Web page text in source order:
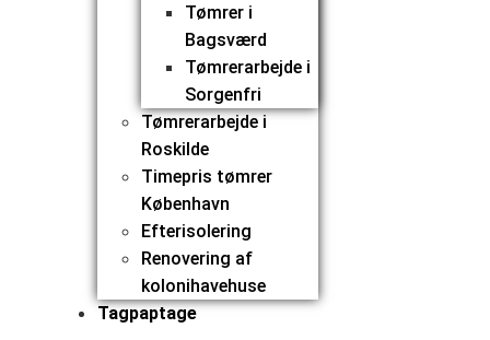
Tømrer i
Bagsværd
Tømrerarbejde i
Sorgenfri
Tømrerarbejde i
Roskilde
Timepris tømrer
København
Efterisolering
Renovering af
kolonihavehuse
Tagpaptage